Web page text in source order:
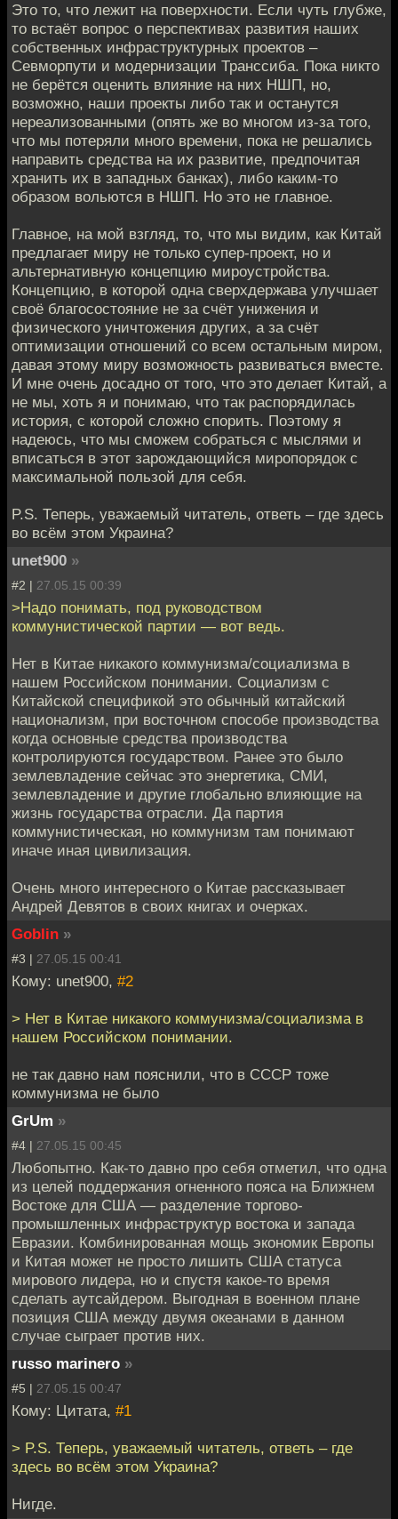
Это то, что лежит на поверхности. Если чуть глубже,
то встаёт вопрос о перспективах развития наших
собственных инфраструктурных проектов –
Севморпути и модернизации Транссиба. Пока никто
не берётся оценить влияние на них НШП, но,
возможно, наши проекты либо так и останутся
нереализованными (опять же во многом из-за того,
что мы потеряли много времени, пока не решались
направить средства на их развитие, предпочитая
хранить их в западных банках), либо каким-то
образом вольются в НШП. Но это не главное.
Главное, на мой взгляд, то, что мы видим, как Китай
предлагает миру не только супер-проект, но и
альтернативную концепцию мироустройства.
Концепцию, в которой одна сверхдержава улучшает
своё благосостояние не за счёт унижения и
физического уничтожения других, а за счёт
оптимизации отношений со всем остальным миром,
давая этому миру возможность развиваться вместе.
И мне очень досадно от того, что это делает Китай, а
не мы, хоть я и понимаю, что так распорядилась
история, с которой сложно спорить. Поэтому я
надеюсь, что мы сможем собраться с мыслями и
вписаться в этот зарождающийся миропорядок с
максимальной пользой для себя.
P.S. Теперь, уважаемый читатель, ответь – где здесь
во всём этом Украина?
unet900 »
#2 | 27.05.15 00:39
>Надо понимать, под руководством
коммунистической партии — вот ведь.
Нет в Китае никакого коммунизма/социализма в
нашем Российском понимании. Социализм с
Китайской спецификой это обычный китайский
национализм, при восточном способе производства
когда основные средства производства
контролируются государством. Ранее это было
землевладение сейчас это энергетика, СМИ,
землевладение и другие глобально влияющие на
жизнь государства отрасли. Да партия
коммунистическая, но коммунизм там понимают
иначе иная цивилизация.
Очень много интересного о Китае рассказывает
Андрей Девятов в своих книгах и очерках.
Goblin »
#3 | 27.05.15 00:41
Кому: unet900, #2
> Нет в Китае никакого коммунизма/социализма в
нашем Российском понимании.
не так давно нам пояснили, что в СССР тоже
коммунизма не было
GrUm »
#4 | 27.05.15 00:45
Любопытно. Как-то давно про себя отметил, что одна
из целей поддержания огненного пояса на Ближнем
Востоке для США — разделение торгово-
промышленных инфраструктур востока и запада
Евразии. Комбинированная мощь экономик Европы
и Китая может не просто лишить США статуса
мирового лидера, но и спустя какое-то время
сделать аутсайдером. Выгодная в военном плане
позиция США между двумя океанами в данном
случае сыграет против них.
russo marinero »
#5 | 27.05.15 00:47
Кому: Цитата, #1
> P.S. Теперь, уважаемый читатель, ответь – где
здесь во всём этом Украина?
Нигде.